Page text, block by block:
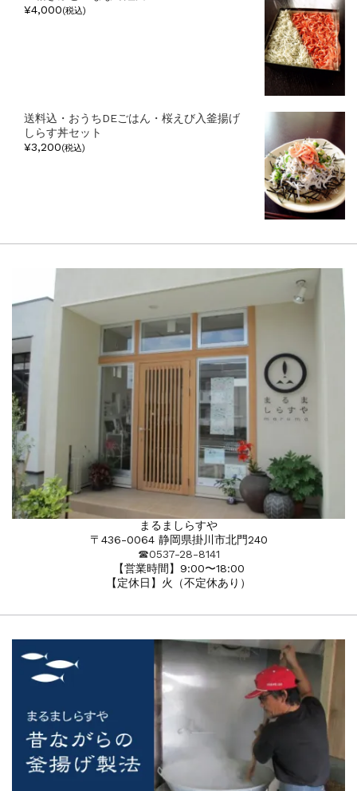
¥4,000(税込)
送料込・おうちDEごはん・桜えび入釜揚げ
しらす丼セット
¥3,200(税込)
まるましらすや
〒436-0064 静岡県掛川市北門240
☎︎0537-28-8141
【営業時間】9:00〜18:00
【定休日】火（不定休あり）